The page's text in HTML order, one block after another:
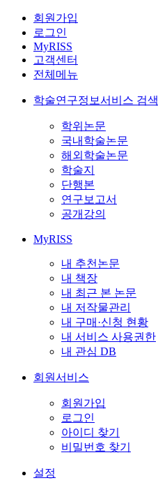
회원가입
로그인
MyRISS
고객센터
전체메뉴
학술연구정보서비스 검색
학위논문
국내학술논문
해외학술논문
학술지
단행본
연구보고서
공개강의
MyRISS
내 추천논문
내 책장
내 최근 본 논문
내 저작물관리
내 구매·신청 현황
내 서비스 사용권한
내 관심 DB
회원서비스
회원가입
로그인
아이디 찾기
비밀번호 찾기
설정